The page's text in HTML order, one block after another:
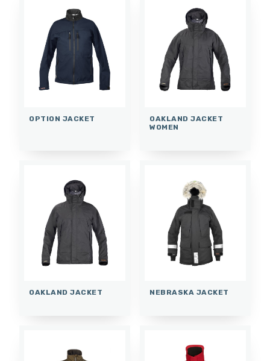
HANDSKAR
ACCESSOARER
OPTION JACKET
OAKLAND JACKET
WOMEN
OAKLAND JACKET NEBRASKA JACKET